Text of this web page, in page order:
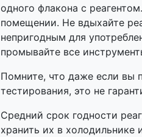
одного флакона с
помещении. Не вдыхайте
непригодным для
промывайте все
Помните, что даже если вы
тестирования, это не
Средний срок годности
хранить их в